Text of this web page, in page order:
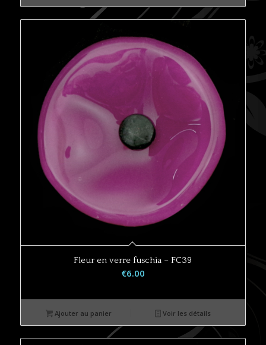
Fleur en verre fuschia – FC39
€6.00
Ajouter au panier Voir les détails